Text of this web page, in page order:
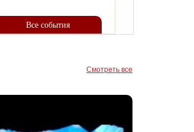
Все события
Смотреть все